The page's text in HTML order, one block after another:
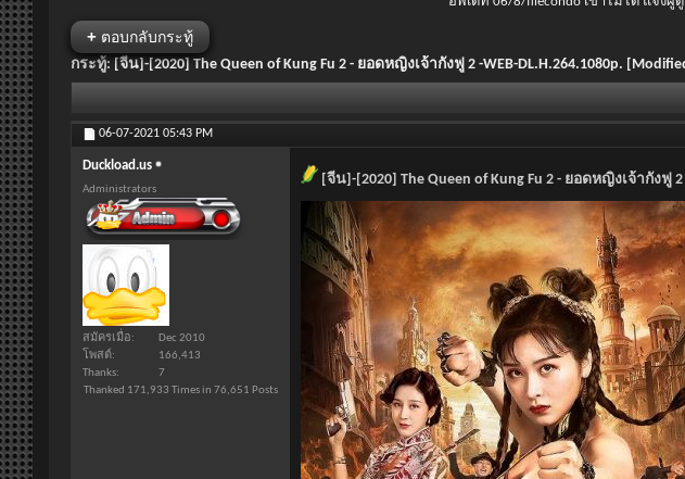
+ ตอบกลับกระทู้
กระทู้: [จีน]-[2020] The Queen of Kung Fu 2 - ยอดหญิงเจ้ากังฟู 2 -WEB-DL.H.264.1080p.
06-07-2021 05:43 PM
Duckload.us
Administrators
สมัครเมื่อ
Dec 2010
โพสต์
166,413
Thanks
7
Thanked 171,933 Times in 76,651 Posts
[จีน]-[2020] The Queen of Kung Fu 2 - ยอดหญิงเจ้ากังฟู